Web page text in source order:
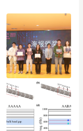
目2024-202
波段手性超表
广州）实践研究
真软件的教学模
20 for 2
Scheme2
on THz Topolog
Communicat
表面的研究